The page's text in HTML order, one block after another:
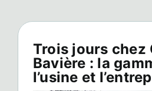
Trois jours chez
Bavière : la
l’usine et